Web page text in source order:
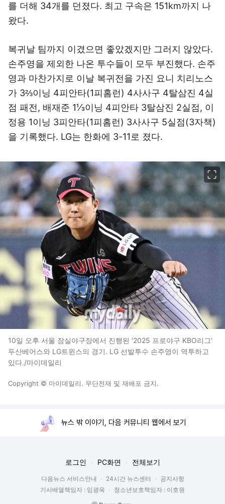
를 더해 34개를 던졌다. 최고 구속은 151km까지 나
왔다.
복귀날 팀까지 이겼으면 좋았겠지만 그러지 않았다.
손주영을 제외한 나온 투수들이 모두 부진했다. 손주
영과 마찬가지로 이날 복귀전을 가진 요니 치리노스
가 3⅔이닝 4피안타(1피홈런) 4사사구 4탈삼진 4실
점 패전, 배재준 1⅓이닝 4피안타 3탈삼진 2실점, 이
정용 1이닝 3피안타(1피홈런) 3사사구 5실점(3자책)
을 기록했다. LG는 한화에 3-11로 졌다.
10일 오후 서울 잠실야구장에서 진행된 '2025 프로야구 KBO리그'
두산베어스와 LG트윈스의 경기. LG 선발투수 손주영이 역투하고
있다./마이데일리
Copyright © 마이데일리. 무단전재 및 재배포 금지.
뉴스 밖 이야기, 다음 커뮤니티 웹에서 보기
로그인 PC화면 전체보기
다음뉴스 서비스안내 24시간 뉴스센터
공지사항
기사배열책임자 : 임광욱
청소년보호책임자 : 이호원